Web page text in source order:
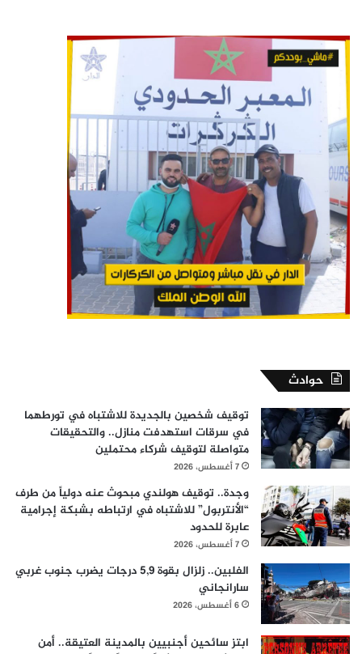
حوادث
توقيف شخصين بالجديدة للاشتباه في تورطهما
في سرقات استهدفت منازل.. والتحقيقات
متواصلة لتوقيف شركاء محتملين
7 أغسطس، 2026
وجدة.. توقيف هولندي مبحوث عنه دولياً من طرف
“الأنتربول” للاشتباه في ارتباطه بشبكة إجرامية
عابرة للحدود
7 أغسطس، 2026
الفلبين.. زلزال بقوة 5,9 درجات يضرب جنوب غربي
سارانجاني
6 أغسطس، 2026
ابتز سائحين أجنبيين بالمدينة العتيقة.. أمن